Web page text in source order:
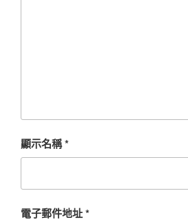
顯示名稱*
電子郵件地址*